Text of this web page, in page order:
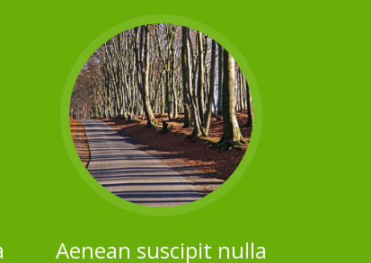
Aenean suscipit nulla